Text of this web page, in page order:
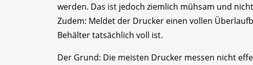
werden. Das ist jedoch ziemlich mühsam und
Zudem: Meldet der Drucker einen vollen
Behälter tatsächlich voll ist.
Der Grund: Die meisten Drucker messen nicht